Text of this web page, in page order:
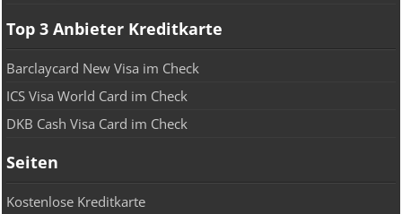
Top 3 Anbieter Kreditkarte
Barclaycard New Visa im Check
ICS Visa World Card im Check
DKB Cash Visa Card im Check
Seiten
Kostenlose Kreditkarte